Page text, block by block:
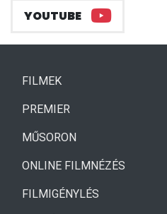
YOUTUBE
FILMEK(CURRENT)
PREMIER
MŰSORON
ONLINE FILMNÉZÉS
FILMIGÉNYLÉS